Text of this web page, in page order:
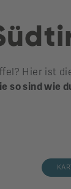
Hier ist
so sind wie